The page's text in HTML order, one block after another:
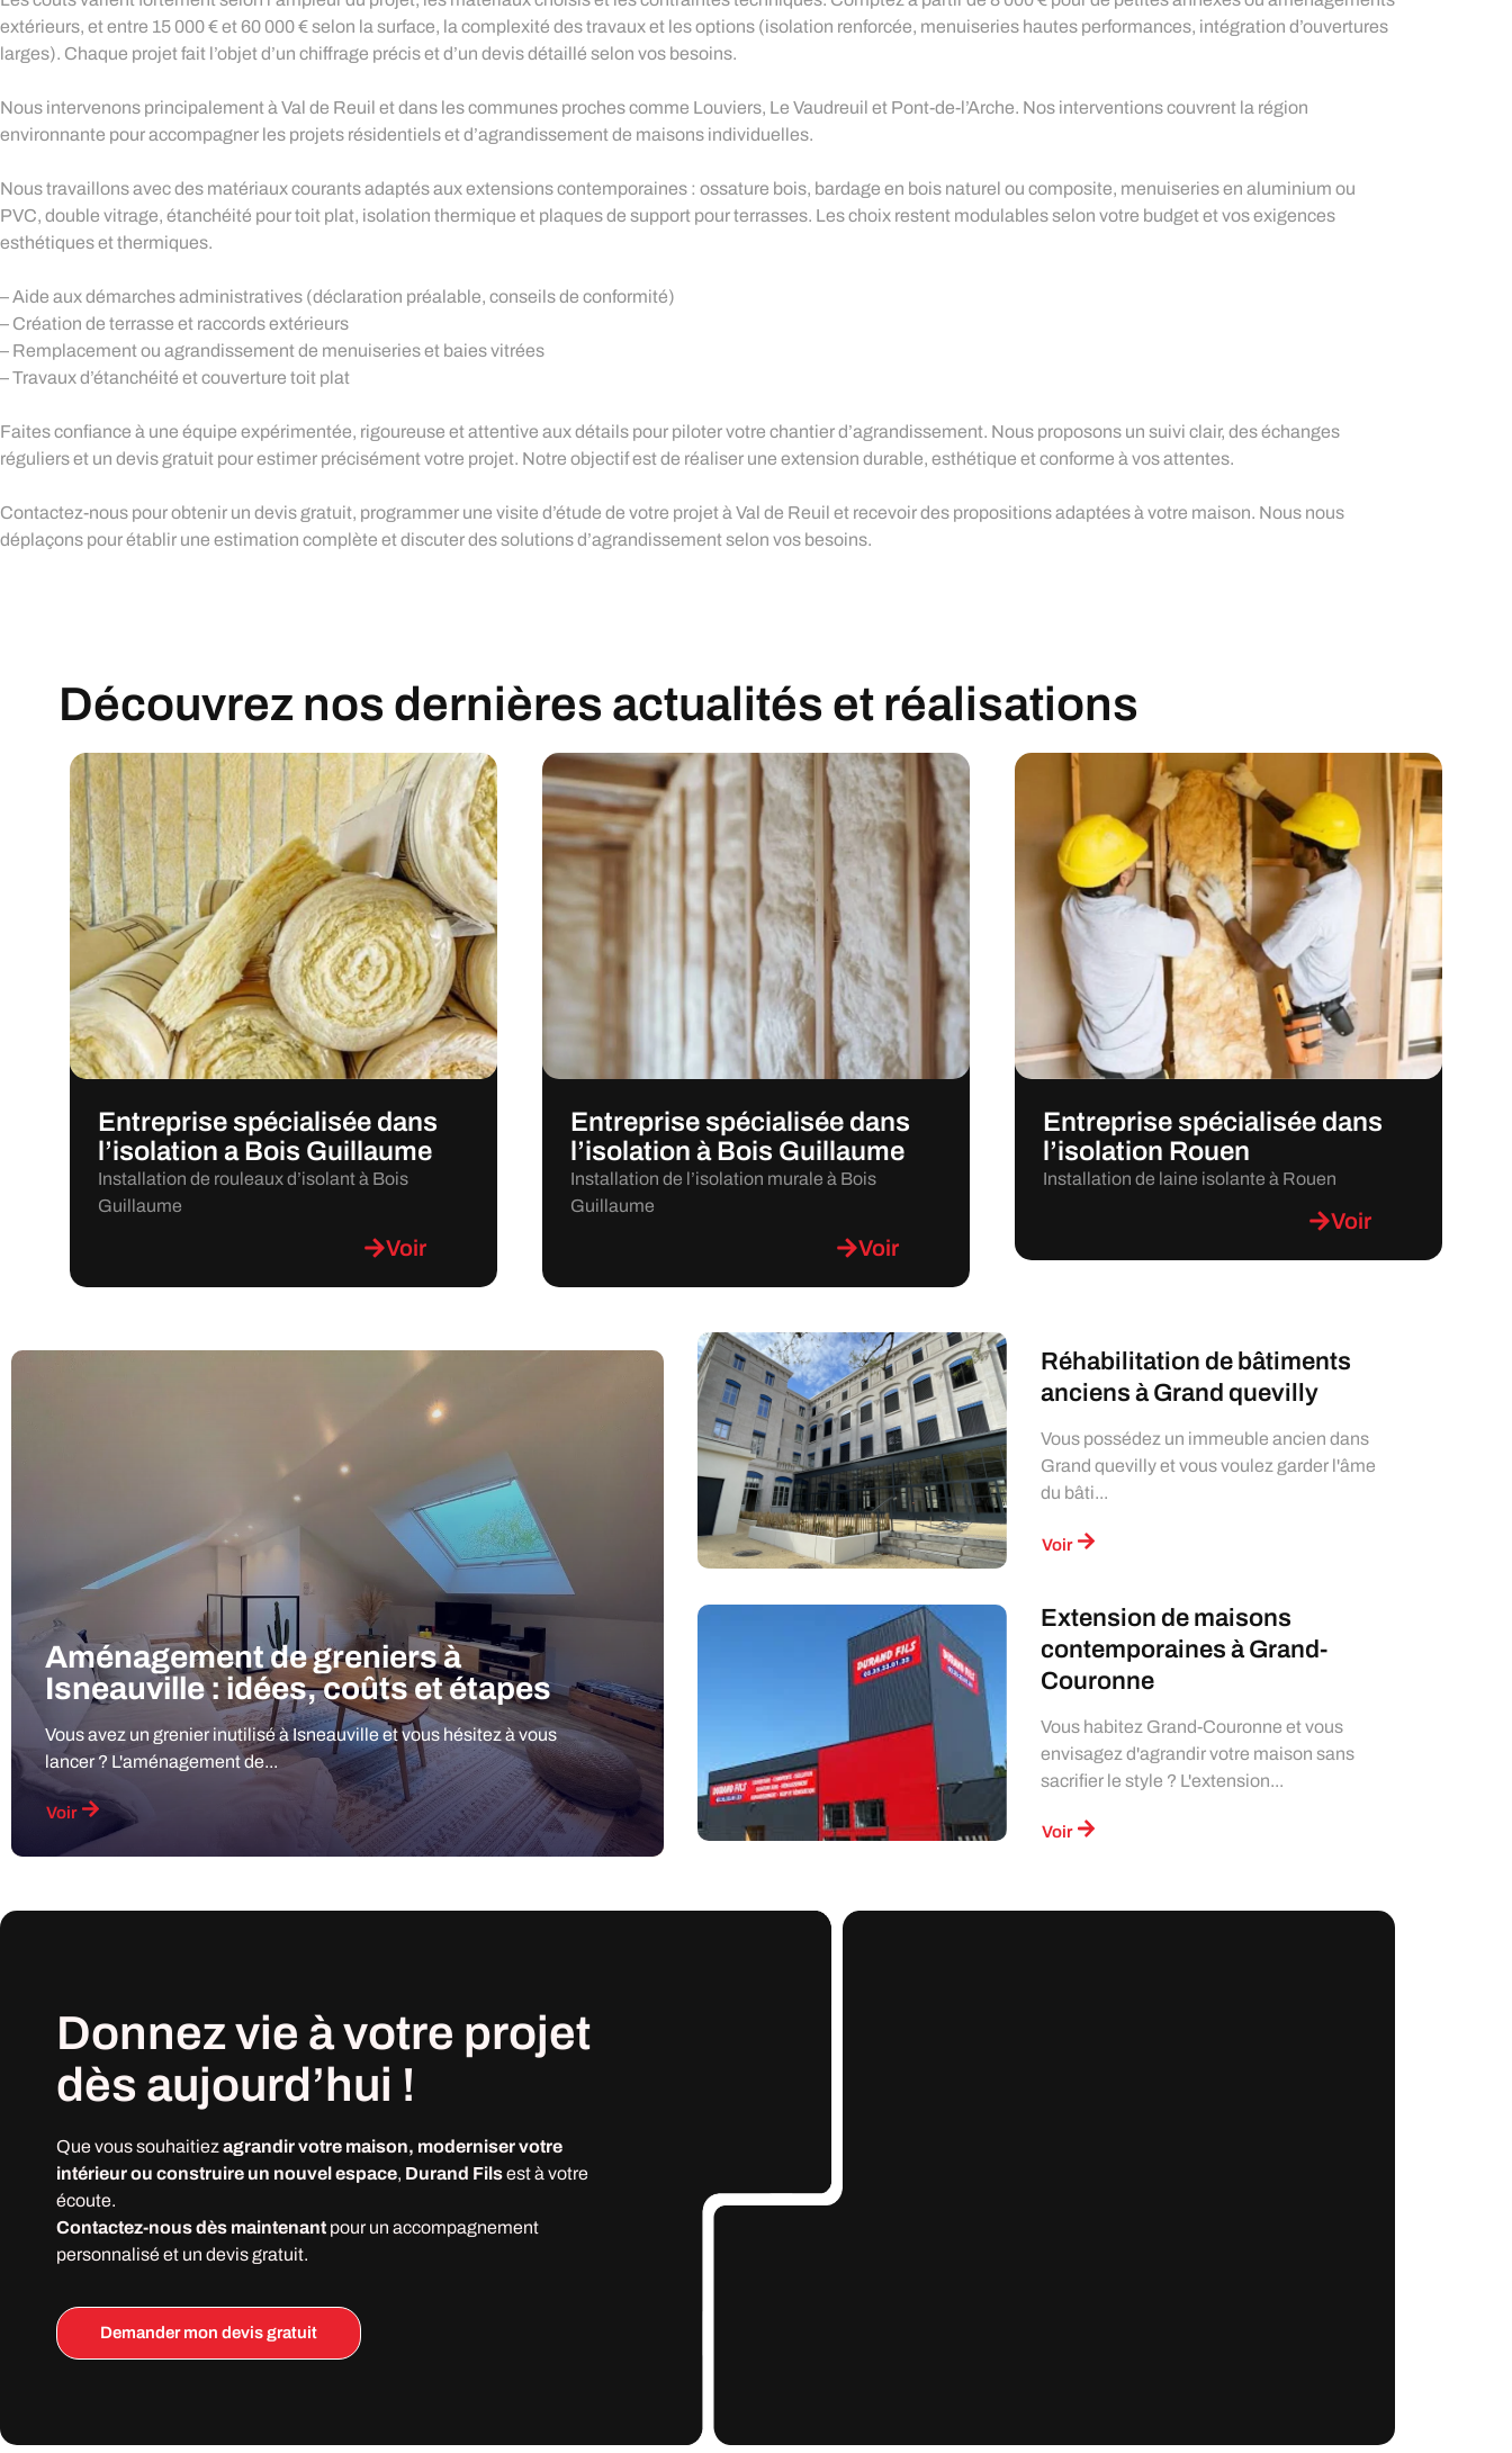
extérieurs, et entre 15 000 € et 60 000 € selon la surface, la complexité des travaux et les options (isolation renforcée, menuiseries hautes performances, intégration d’ouvertures
larges). Chaque projet fait l’objet d’un chiffrage précis et d’un devis détaillé selon vos besoins.
Nous intervenons principalement à Val de Reuil et dans les communes proches comme Louviers, Le Vaudreuil et Pont-de-l’Arche. Nos interventions couvrent la région
environnante pour accompagner les projets résidentiels et d’agrandissement de maisons individuelles.
Nous travaillons avec des matériaux courants adaptés aux extensions contemporaines : ossature bois, bardage en bois naturel ou composite, menuiseries en aluminium ou
PVC, double vitrage, étanchéité pour toit plat, isolation thermique et plaques de support pour terrasses. Les choix restent modulables selon votre budget et vos exigences
esthétiques et thermiques.
– Aide aux démarches administratives (déclaration préalable, conseils de conformité)
– Création de terrasse et raccords extérieurs
– Remplacement ou agrandissement de menuiseries et baies vitrées
– Travaux d’étanchéité et couverture toit plat
Faites confiance à une équipe expérimentée, rigoureuse et attentive aux détails pour piloter votre chantier d’agrandissement. Nous proposons un suivi clair, des échanges
réguliers et un devis gratuit pour estimer précisément votre projet. Notre objectif est de réaliser une extension durable, esthétique et conforme à vos attentes.
Contactez-nous pour obtenir un devis gratuit, programmer une visite d’étude de votre projet à Val de Reuil et recevoir des propositions adaptées à votre maison. Nous nous
déplaçons pour établir une estimation complète et discuter des solutions d’agrandissement selon vos besoins.
Découvrez nos dernières actualités et réalisations
Entreprise spécialisée dans
l’isolation a Bois Guillaume
Installation de rouleaux d’isolant à Bois
Guillaume
Voir
Entreprise spécialisée dans
l’isolation à Bois Guillaume
Installation de l’isolation murale à Bois
Guillaume
Voir
Entreprise spécialisée dans
l’isolation Rouen
Installation de laine isolante à Rouen
Voir
Aménagement de greniers à
Isneauville : idées, coûts et étapes
Vous avez un grenier inutilisé à Isneauville et vous hésitez à vous
lancer ? L'aménagement de...
Voir
Réhabilitation de bâtiments
anciens à Grand quevilly
Vous possédez un immeuble ancien dans
Grand quevilly et vous voulez garder l'âme
du bâti...
Voir
Extension de maisons
contemporaines à Grand-
Couronne
Vous habitez Grand-Couronne et vous
envisagez d'agrandir votre maison sans
sacrifier le style ? L'extension...
Voir
Donnez vie à votre projet
dès aujourd’hui !
Que vous souhaitiez agrandir votre maison, moderniser votre
intérieur ou construire un nouvel espace, Durand Filsest à votre
écoute.
Contactez-nous dès maintenant pour un accompagnement
personnalisé et un devis gratuit.
Demander mon devis gratuit